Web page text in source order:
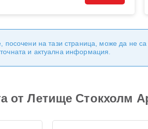
на тази страница, може да не
и актуална информация.
от Летище Стокхолм